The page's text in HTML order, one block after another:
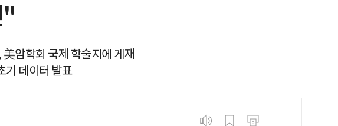
"
암학회 국제 학술지에 게재
데이터 발표